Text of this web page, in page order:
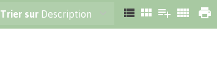
Trier sur Description